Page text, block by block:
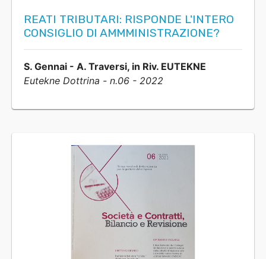
REATI TRIBUTARI: RISPONDE L'INTERO
CONSIGLIO DI AMMMINISTRAZIONE?
S. Gennai - A. Traversi, in Riv. EUTEKNE
Eutekne Dottrina - n.06 - 2022